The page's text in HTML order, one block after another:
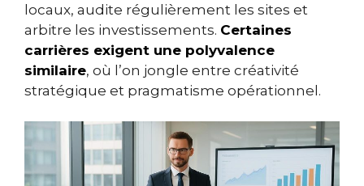
locaux, audite régulièrement les sites et
arbitre les investissements. Certaines
carrières exigent une polyvalence
similaire, où l’on jongle entre créativité
stratégique et pragmatisme opérationnel.